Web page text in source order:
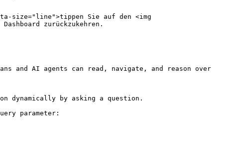
size="line">tippen Sie auf den <img
zurückzukehren.
and AI agents can read, navigate, and reason over
dynamically by asking a question.
parameter: